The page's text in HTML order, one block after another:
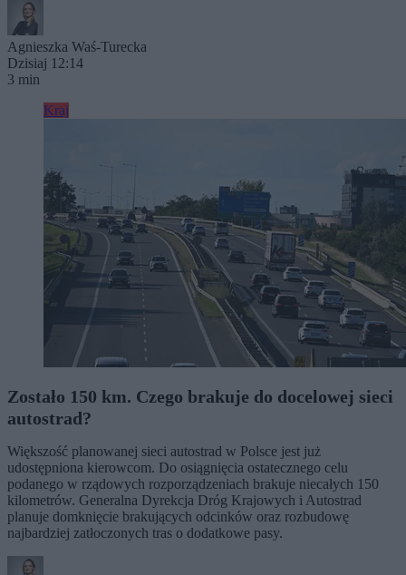
Agnieszka Waś-Turecka
Dzisiaj 12:14
3 min
Kraj
Zostało 150 km. Czego brakuje do docelowej sieci
autostrad?
Większość planowanej sieci autostrad w Polsce jest już
udostępniona kierowcom. Do osiągnięcia ostatecznego celu
podanego w rządowych rozporządzeniach brakuje niecałych 150
kilometrów. Generalna Dyrekcja Dróg Krajowych i Autostrad
planuje domknięcie brakujących odcinków oraz rozbudowę
najbardziej zatłoczonych tras o dodatkowe pasy.